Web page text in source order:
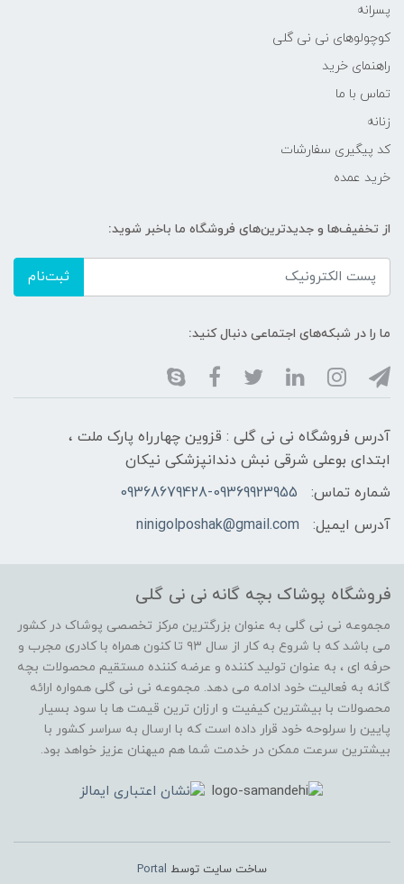
پسرانه
کوچولوهای نی نی گلی
راهنمای خرید
تماس با ما
زنانه
کد پیگیری سفارشات
خرید عمده
از تخفیف‌ها و جدیدترین‌های فروشگاه ما باخبر شوید:
ثبت‌نام
ما را در شبکه‌های اجتماعی دنبال کنید:
آدرس فروشگاه نی نی گلی : قزوین چهارراه پارک ملت ،
ابتدای بوعلی شرقی نبش دندانپزشکی نیکان
شماره تماس:
09368679428-09369923955
آدرس ایمیل:
ninigolposhak@gmail.com
فروشگاه پوشاک بچه گانه نی نی گلی
مجموعه نی نی گلی به عنوان بزرگترین مرکز تخصصی پوشاک در کشور
می باشد که با شروع به کار از سال ۹۳ تا کنون همراه با کادری مجرب و
حرفه ای ، به عنوان تولید کننده و عرضه کننده مستقیم محصولات بچه
گانه به فعالیت خود ادامه می دهد. مجموعه نی نی گلی همواره ارائه
محصولات با بیشترین کیفیت و ارزان ترین قیمت ها با سود بسیار
پایین را سرلوحه خود قرار داده است که با ارسال به سراسر کشور با
بیشترین سرعت ممکن در خدمت شما هم میهنان عزیز خواهد بود.
ساخت سایت توسط Portal